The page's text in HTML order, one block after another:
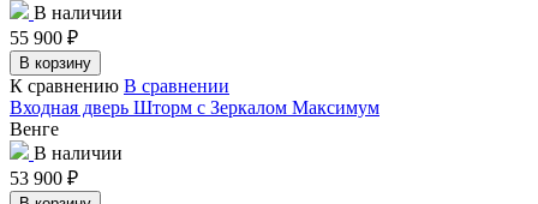
В наличии
55 900 ₽
В корзину
К сравнению В сравнении
Входная дверь Шторм с Зеркалом Максимум
Венге
В наличии
53 900 ₽